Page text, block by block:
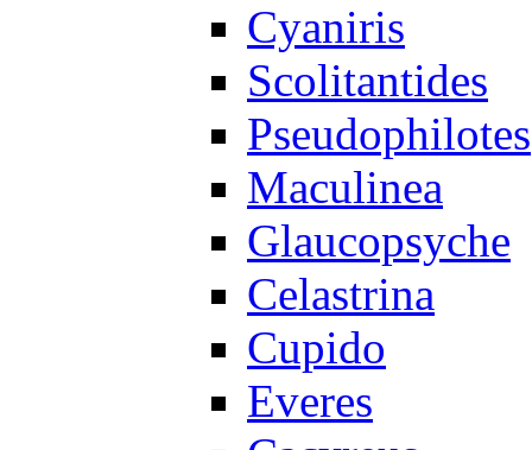
Cyaniris
Scolitantides
Pseudophilotes
Maculinea
Glaucopsyche
Celastrina
Cupido
Everes